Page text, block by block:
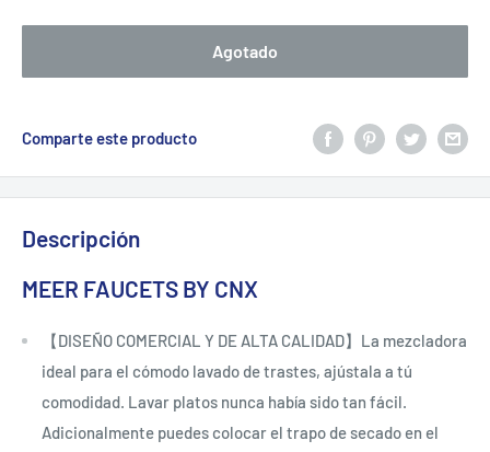
Agotado
Comparte este producto
Descripción
MEER FAUCETS BY CNX
【DISEÑO COMERCIAL Y DE ALTA CALIDAD】La mezcladora
ideal para el cómodo lavado de trastes, ajústala a tú
comodidad. Lavar platos nunca había sido tan fácil.
Adicionalmente puedes colocar el trapo de secado en el